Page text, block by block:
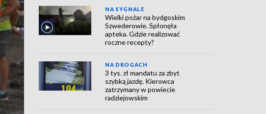
NA SYGNALE
Wielki pożar na bydgoskim
Szwederowie. Spłonęła
apteka. Gdzie realizować
roczne recepty?
NA DROGACH
3 tys. zł mandatu za zbyt
szybką jazdę. Kierowca
zatrzymany w powiecie
radziejowskim